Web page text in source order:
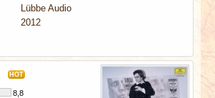
Lübbe Audio
2012
HOT
8,8